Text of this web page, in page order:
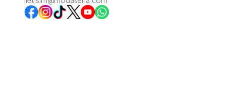
Instagram
TikTok
X WhatsApp